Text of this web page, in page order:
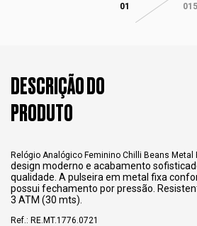
01 015
DESCRIÇÃO DO
PRODUTO
Relógio Analógico Feminino Chilli Beans Metal
design moderno e acabamento
qualidade. A pulseira em metal fixa
possui fechamento por pressão.
3 ATM (30 mts).
Ref.: RE.MT.1776.0721